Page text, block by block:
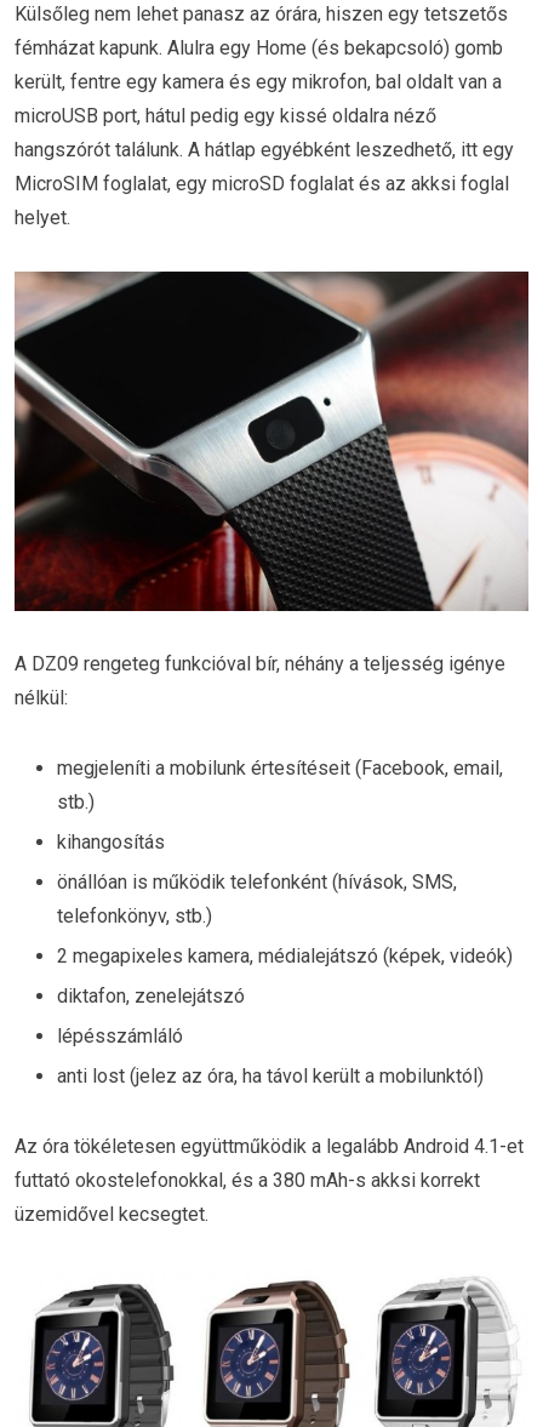
Külsőleg nem lehet panasz az órára, hiszen egy tetszetős
fémházat kapunk. Alulra egy Home (és bekapcsoló) gomb
került, fentre egy kamera és egy mikrofon, bal oldalt van a
microUSB port, hátul pedig egy kissé oldalra néző
hangszórót találunk. A hátlap egyébként leszedhető, itt egy
MicroSIM foglalat, egy microSD foglalat és az akksi foglal
helyet.
A DZ09 rengeteg funkcióval bír, néhány a teljesség igénye
nélkül:
megjeleníti a mobilunk értesítéseit (Facebook, email,
stb.)
kihangosítás
önállóan is működik telefonként (hívások, SMS,
telefonkönyv, stb.)
2 megapixeles kamera, médialejátszó (képek, videók)
diktafon, zenelejátszó
lépésszámláló
anti lost (jelez az óra, ha távol került a mobilunktól)
Az óra tökéletesen együttműködik a legalább Android 4.1-et
futtató okostelefonokkal, és a 380 mAh-s akksi korrekt
üzemidővel kecsegtet.